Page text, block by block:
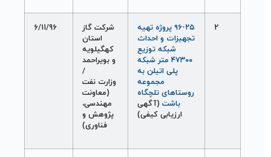
2
۹۶-۲۵ پروژه تهيه
تجهيزات و احداث
شبکه توزيع
۴۷۳۰۰ متر شبکه
پلی اتيلن به
مجموعه
روستاهای تلچگاه
باشت (آگهی
ارزيابی کيفی)
شرکت گاز
استان
کهگيلويه
و بويراحمد
/
وزارت نفت
(معاونت
مهندسی،
پژوهش و
فناوری)
6/11/96